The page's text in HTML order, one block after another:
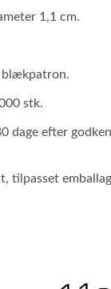
1,1 cm.
blækpatron.
stk.
dage efter
tilpasset